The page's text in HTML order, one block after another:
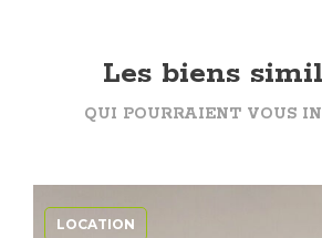
Les biens
QUI POURRAIENT VOUS
LOCATION